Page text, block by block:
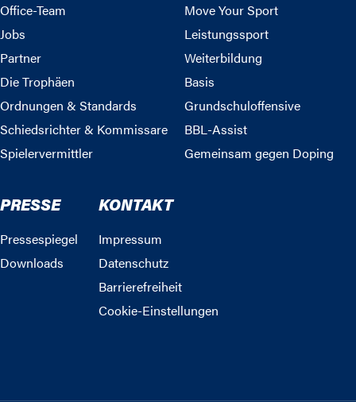
Office-Team
Jobs
Partner
Die Trophäen
Ordnungen & Standards
Schiedsrichter & Kommissare
Spielervermittler
Move Your Sport
Leistungssport
Weiterbildung
Basis
Grundschuloffensive
BBL-Assist
Gemeinsam gegen Doping
PRESSE
Pressespiegel
Downloads
KONTAKT
Impressum
Datenschutz
Barrierefreiheit
Cookie-Einstellungen